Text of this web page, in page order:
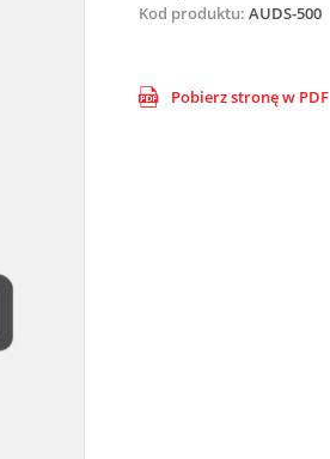
Kod produktu: AUDS-500
Pobierz stronę w PDF